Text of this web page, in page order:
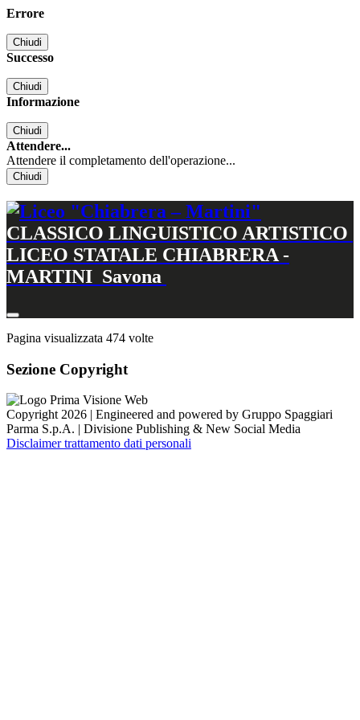
Errore
Chiudi
Successo
Chiudi
Informazione
Chiudi
Attendere...
Attendere il completamento dell'operazione...
Chiudi
CLASSICO LINGUISTICO ARTISTICO
LICEO STATALE CHIABRERA -
MARTINI Savona
Pagina visualizzata 474 volte
Sezione Copyright
Copyright 2026 | Engineered and powered by Gruppo Spaggiari
Parma S.p.A. | Divisione Publishing & New Social Media
Disclaimer trattamento dati personali